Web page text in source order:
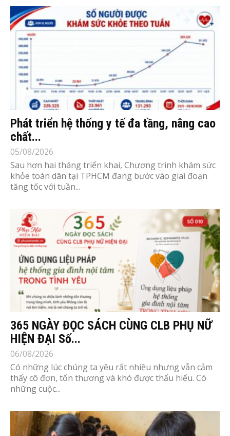
Phát triển hệ thống y tế đa tầng, nâng cao
chất...
05/08/2026
Sau hơn hai tháng triển khai, Chương trình khám sức
khỏe toàn dân tại TPHCM đang bước vào giai đoạn
tăng tốc với tuần...
365 NGÀY ĐỌC SÁCH CÙNG CLB PHỤ NỮ
HIỆN ĐẠI Số...
06/08/2026
Có những lúc chúng ta yêu rất nhiều nhưng vẫn cảm
thấy cô đơn, tổn thương và khó được thấu hiểu. Có
những cuộc...